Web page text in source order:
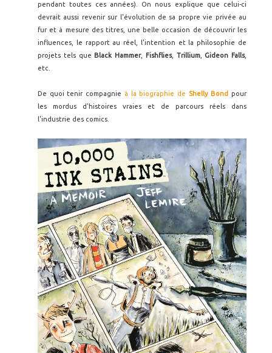
pendant toutes ces années). On nous explique que celui-ci
devrait aussi revenir sur l'évolution de sa propre vie privée au
fur et à mesure des titres, une belle occasion de découvrir les
influences, le rapport au réel, l'intention et la philosophie de
projets tels que Black Hammer, Fishflies, Trillium, Gideon Falls,
etc.
De quoi tenir compagnie à la biographie de Shelly Bond pour
les mordus d'histoires vraies et de parcours réels dans
l'industrie des comics.